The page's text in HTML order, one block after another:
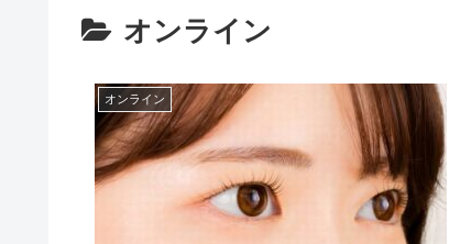
オンライン
オンライン